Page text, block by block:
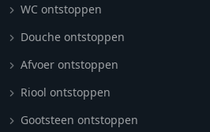
WC ontstoppen
Douche ontstoppen
Afvoer ontstoppen
Riool ontstoppen
Gootsteen ontstoppen